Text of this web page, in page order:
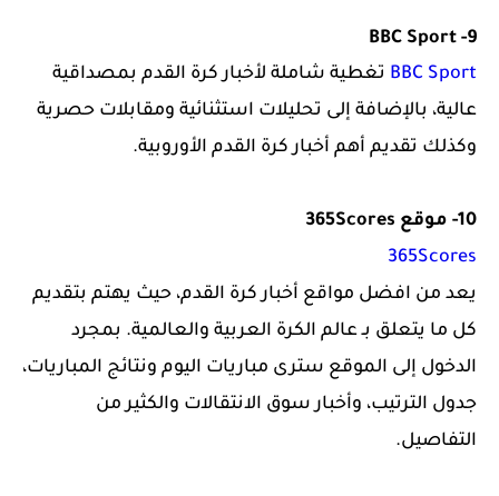
9- BBC Sport
BBC Sport تغطية شاملة لأخبار كرة القدم بمصداقية
عالية، بالإضافة إلى تحليلات استثنائية ومقابلات حصرية
وكذلك تقديم أهم أخبار كرة القدم الأوروبية.
10- موقع 365Scores
365Scores
يعد من افضل مواقع أخبار كرة القدم، حيث يهتم بتقديم
كل ما يتعلق بـ عالم الكرة العربية والعالمية. بمجرد
الدخول إلى الموقع سترى مباريات اليوم ونتائج المباريات،
جدول الترتيب، وأخبار سوق الانتقالات والكثير من
التفاصيل.